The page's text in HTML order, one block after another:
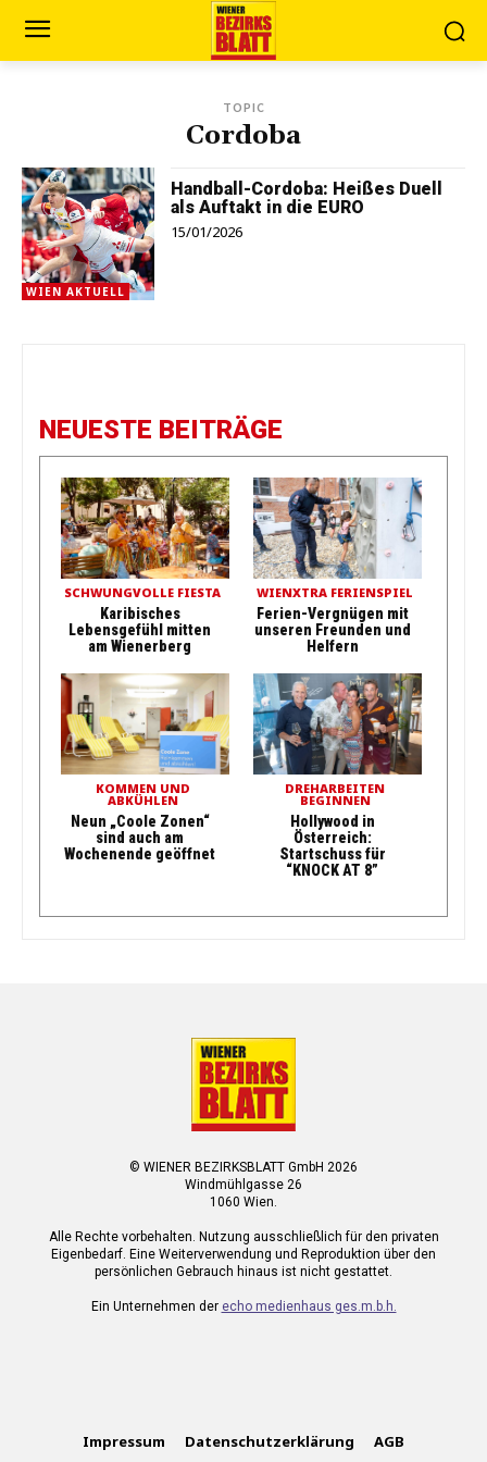
TOPIC
Cordoba
WIEN AKTUELL
Handball-Cordoba: Heißes Duell
als Auftakt in die EURO
15/01/2026
NEUESTE BEITRÄGE
SCHWUNGVOLLE FIESTA
Karibisches
Lebensgefühl mitten
am Wienerberg
WIENXTRA FERIENSPIEL
Ferien-Vergnügen mit
unseren Freunden und
Helfern
KOMMEN UND
ABKÜHLEN
Neun „Coole Zonen“
sind auch am
Wochenende geöffnet
DREHARBEITEN
BEGINNEN
Hollywood in
Österreich:
Startschuss für
“KNOCK AT 8”
© WIENER BEZIRKSBLATT GmbH 2026
Windmühlgasse 26
1060 Wien.
Alle Rechte vorbehalten. Nutzung ausschließlich für den privaten
Eigenbedarf. Eine Weiterverwendung und Reproduktion über den
persönlichen Gebrauch hinaus ist nicht gestattet.
Ein Unternehmen der echo medienhaus ges.m.b.h.
Impressum Datenschutzerklärung AGB